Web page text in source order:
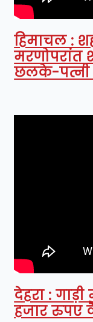
हिमाचल :
मरणोपरांत
छलके-पत्नी
देहरा :
हजार रुपए